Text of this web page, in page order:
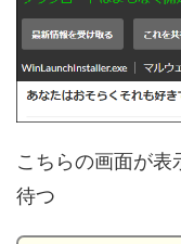
こちらの画面が表
待つ